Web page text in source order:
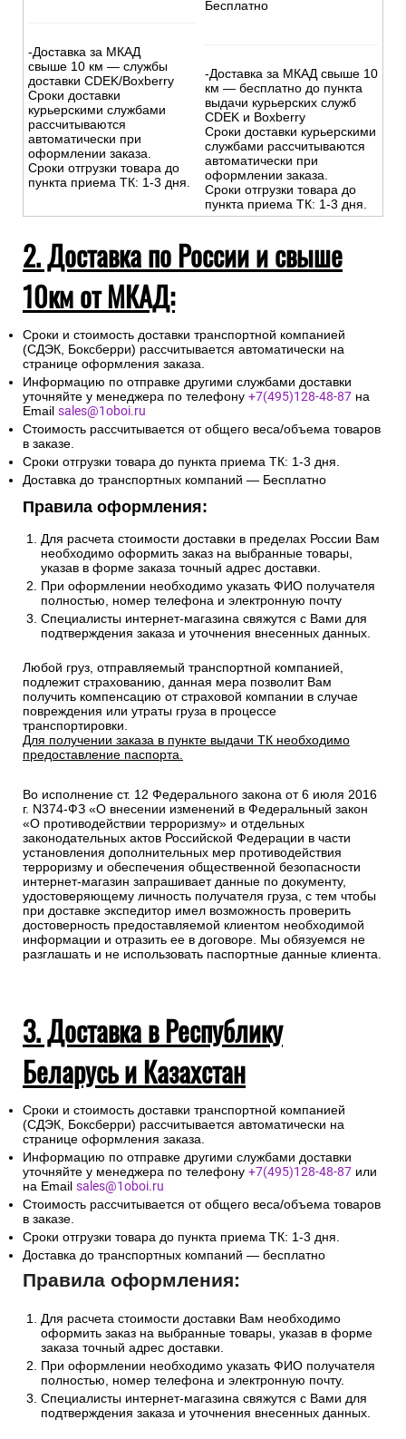
-Доставка за МКАД
свыше 10 км — службы
доставки CDEK/Boxberry
Сроки доставки
курьерскими службами
рассчитываются
автоматически при
оформлении заказа.
Сроки отгрузки товара до
пункта приема ТК: 1-3 дня.
Бесплатно
-Доставка за МКАД свыше 10
км — бесплатно до пункта
выдачи курьерских служб
CDEK и Boxberry
Сроки доставки курьерскими
службами рассчитываются
автоматически при
оформлении заказа.
Сроки отгрузки товара до
пункта приема ТК: 1-3 дня.
2. Доставка по России и свыше
10км от МКАД:
Сроки и стоимость доставки транспортной компанией
(СДЭК, Боксберри) рассчитывается автоматически на
странице оформления заказа.
Информацию по отправке другими службами доставки
уточняйте у менеджера по телефону +7(495)128-48-87 на
Email sales@1oboi.ru
Стоимость рассчитывается от общего веса/объема товаров
в заказе.
Сроки отгрузки товара до пункта приема ТК: 1-3 дня.
Доставка до транспортных компаний — Бесплатно
Правила оформления:
Для расчета стоимости доставки в пределах России Вам
необходимо оформить заказ на выбранные товары,
указав в форме заказа точный адрес доставки.
При оформлении необходимо указать ФИО получателя
полностью, номер телефона и электронную почту
Специалисты интернет-магазина свяжутся с Вами для
подтверждения заказа и уточнения внесенных данных.
Любой груз, отправляемый транспортной компанией,
подлежит страхованию, данная мера позволит Вам
получить компенсацию от страховой компании в случае
повреждения или утраты груза в процессе
транспортировки.
Для получении заказа в пункте выдачи ТК необходимо
предоставление паспорта.
Во исполнение ст. 12 Федерального закона от 6 июля 2016
г. N374-ФЗ «О внесении изменений в Федеральный закон
«О противодействии терроризму» и отдельных
законодательных актов Российской Федерации в части
установления дополнительных мер противодействия
терроризму и обеспечения общественной безопасности
интернет-магазин запрашивает данные по документу,
удостоверяющему личность получателя груза, с тем чтобы
при доставке экспедитор имел возможность проверить
достоверность предоставляемой клиентом необходимой
информации и отразить ее в договоре. Мы обязуемся не
разглашать и не использовать паспортные данные клиента.
3. Доставка в Республику
Беларусь и Казахстан
Сроки и стоимость доставки транспортной компанией
(СДЭК, Боксберри) рассчитывается автоматически на
странице оформления заказа.
Информацию по отправке другими службами доставки
уточняйте у менеджера по телефону +7(495)128-48-87 или
на Email sales@1oboi.ru
Стоимость рассчитывается от общего веса/объема товаров
в заказе.
Сроки отгрузки товара до пункта приема ТК: 1-3 дня.
Доставка до транспортных компаний — бесплатно
Правила оформления:
Для расчета стоимости доставки Вам необходимо
оформить заказ на выбранные товары, указав в форме
заказа точный адрес доставки.
При оформлении необходимо указать ФИО получателя
полностью, номер телефона и электронную почту.
Специалисты интернет-магазина свяжутся с Вами для
подтверждения заказа и уточнения внесенных данных.